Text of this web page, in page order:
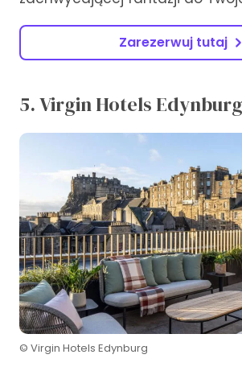
Zarezerwuj tutaj
5. Virgin Hotels Edynburg
© Virgin Hotels Edynburg